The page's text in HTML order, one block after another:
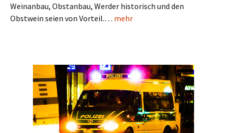
Weinanbau, Obstanbau, Werder historisch und den
Obstwein seien von Vorteil.… mehr